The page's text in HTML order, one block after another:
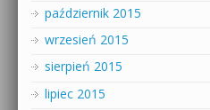
październik 2015
wrzesień 2015
sierpień 2015
lipiec 2015